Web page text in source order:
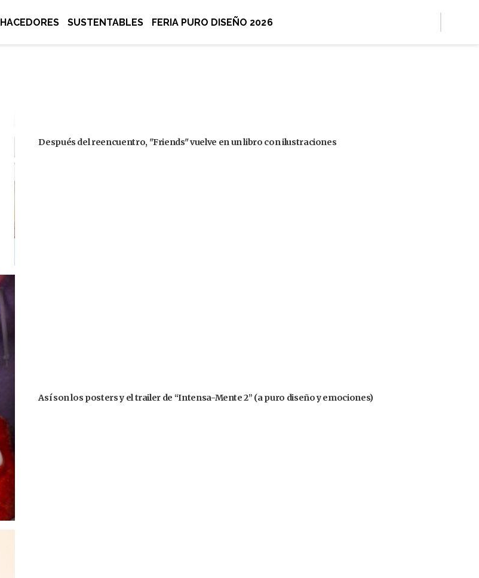
HACEDORES SUSTENTABLES FERIA PURO DISEÑO 2026
Después del reencuentro, "Friends" vuelve en un libro con ilustraciones
Así son los posters y el trailer de “Intensa-Mente 2” (a puro diseño y emociones)